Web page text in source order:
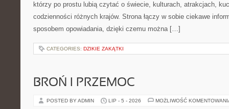
którzy po prostu lubią czytać o świecie, kulturach, atrakcjach,
codzienności różnych krajów. Strona łączy w sobie ciekawe
sposobem opowiadania, dzięki czemu można […]
CATEGORIES: DZIKIE ZAKĄTKI
BROŃ I PRZEMOC
POSTED BY ADMIN LIP - 5 - 2026 MOŻLIWOŚĆ